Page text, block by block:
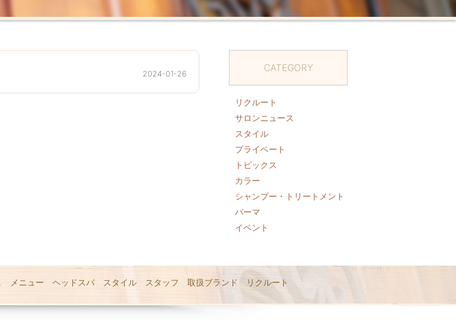
2024-01-26
CATEGORY
リクルート
サロンニュース
スタイル
プライベート
トピックス
カラー
シャンプー・トリートメント
パーマ
イベント
メニュー ヘッドスパ スタイル スタッフ 取扱ブランド リクルート